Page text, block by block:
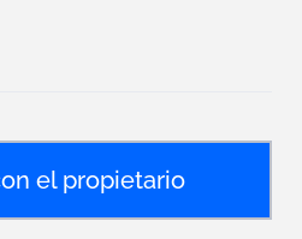
el propietario